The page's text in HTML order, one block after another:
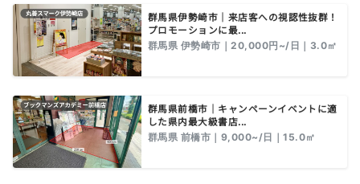
群馬県伊勢崎市｜来店客への視認性抜群！
プロモーションに最...
群馬県 伊勢崎市｜20,000円~/日｜3.0㎡
群馬県前橋市｜キャンペーンイベントに適
した県内最大級書店...
群馬県 前橋市｜9,000~/日｜15.0㎡